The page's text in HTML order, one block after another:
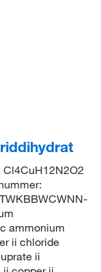
ammonium
ii chloride
ii